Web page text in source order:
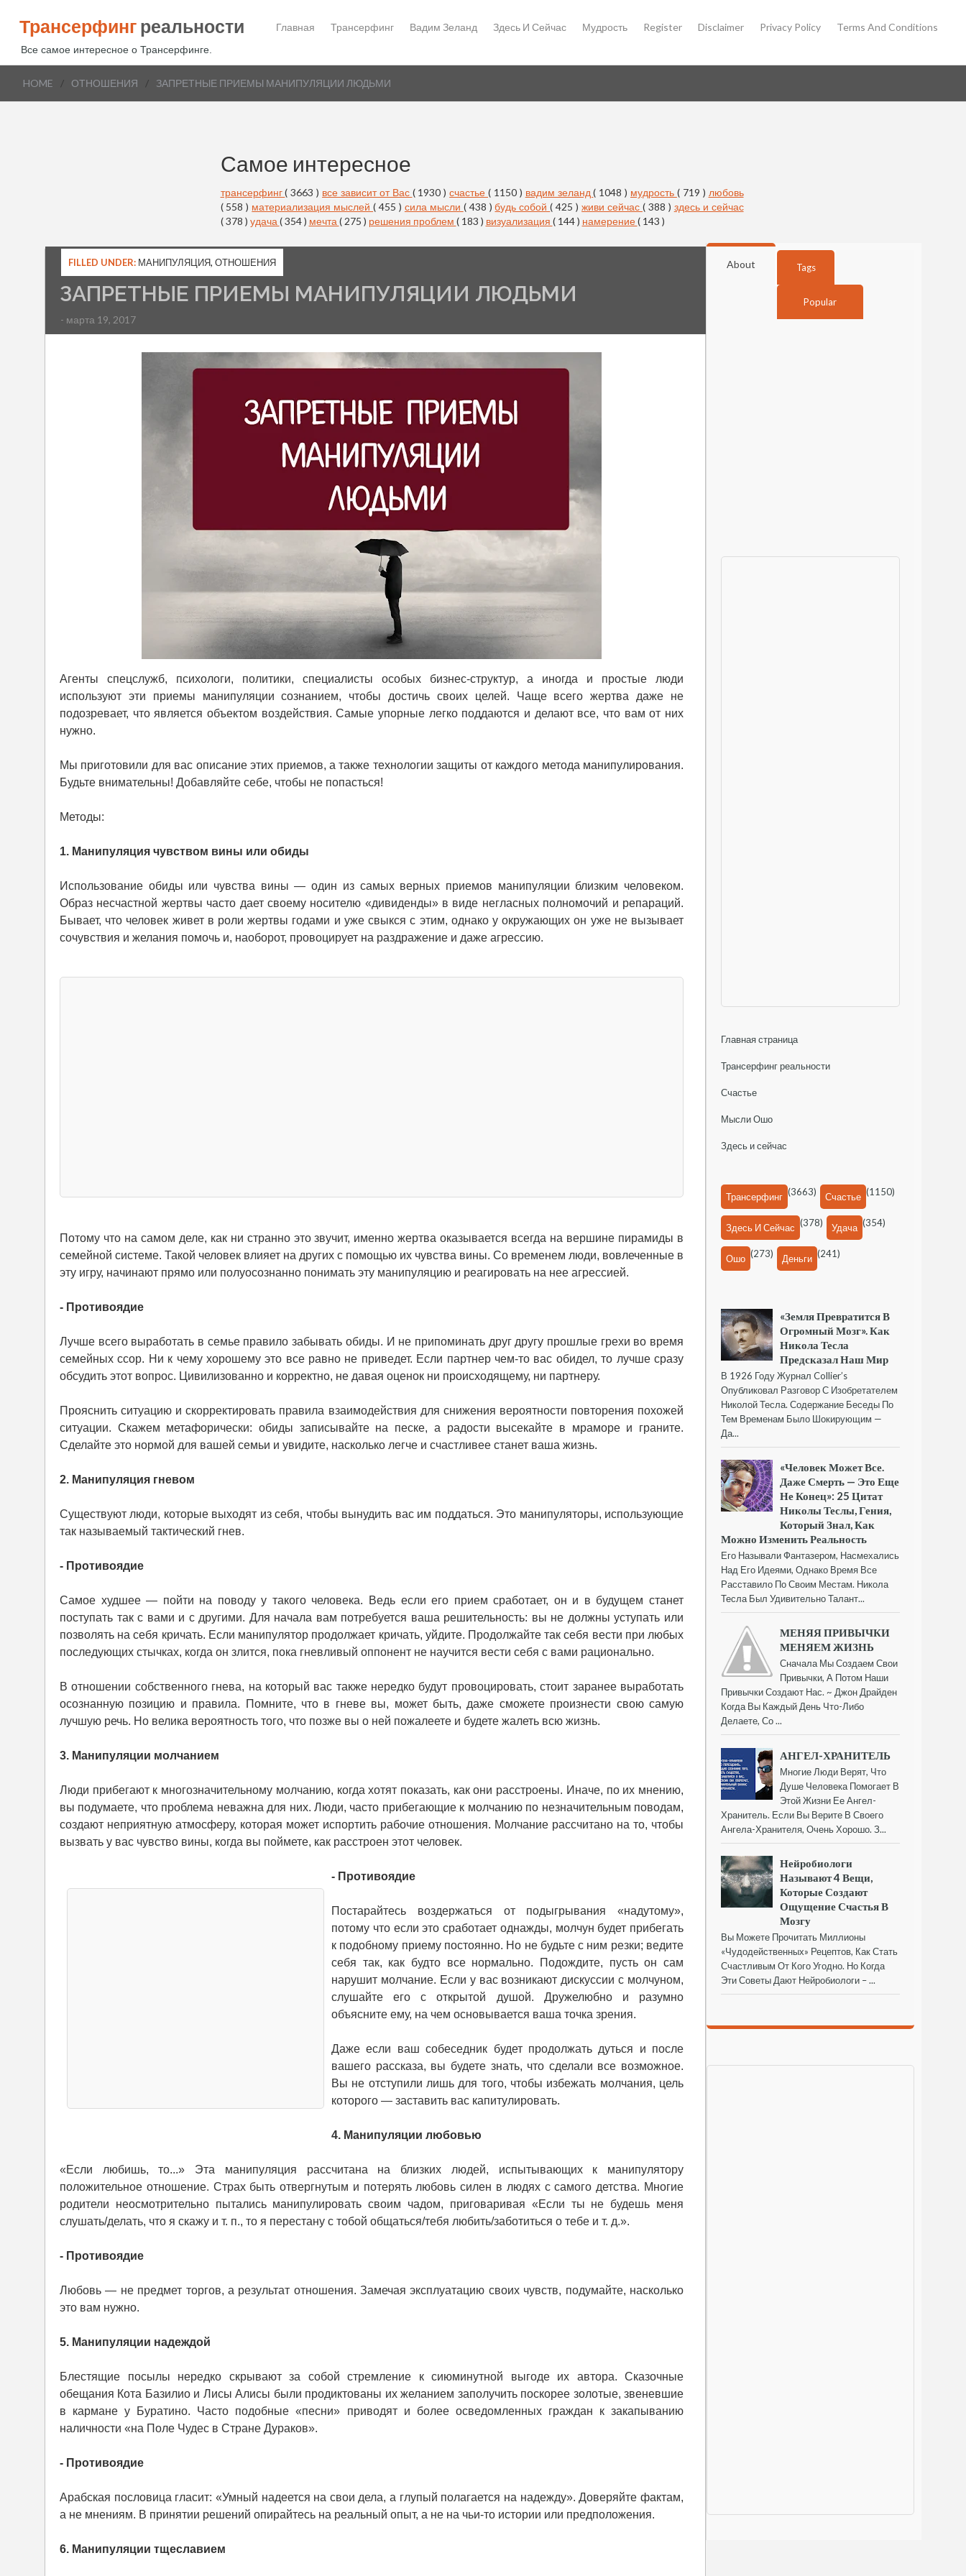
Трансерфинг реальности
Все самое интересное о Трансерфинге.
Главная Трансерфинг Вадим Зеланд Здесь И Сейчас Мудрость Register Disclaimer Privacy Policy Terms And Conditions
HOME / ОТНОШЕНИЯ / ЗАПРЕТНЫЕ ПРИЕМЫ МАНИПУЛЯЦИИ ЛЮДЬМИ
Самое интересное
трансерфинг( 3663 ) все зависит от Вас ( 1930 )счастье ( 1150 ) вадим зеланд( 1048 ) мудрость ( 719 ) любовь
( 558 ) материализация мыслей( 455 ) сила мысли ( 438 )будь собой( 425 )живи сейчас ( 388 ) здесь и сейчас
( 378 ) удача ( 354 ) мечта ( 275 ) решения проблем ( 183 ) визуализация ( 144 ) намерение( 143 )
FILLED UNDER: МАНИПУЛЯЦИЯ, ОТНОШЕНИЯ
ЗАПРЕТНЫЕ ПРИЕМЫ МАНИПУЛЯЦИИ ЛЮДЬМИ
- марта 19, 2017
Агенты спецслужб, психологи, политики, специалисты особых бизнес-структур, а иногда и простые люди
используют эти приемы манипуляции сознанием, чтобы достичь своих целей. Чаще всего жертва даже не
подозревает, что является объектом воздействия. Самые упорные легко поддаются и делают все, что вам от них
нужно.
Мы приготовили для вас описание этих приемов, а также технологии защиты от каждого метода манипулирования.
Будьте внимательны! Добавляйте себе, чтобы не попасться!
Методы:
1. Манипуляция чувством вины или обиды
Использование обиды или чувства вины — один из самых верных приемов манипуляции близким человеком.
Образ несчастной жертвы часто дает своему носителю «дивиденды» в виде негласных полномочий и репараций.
Бывает, что человек живет в роли жертвы годами и уже свыкся с этим, однако у окружающих он уже не вызывает
сочувствия и желания помочь и, наоборот, провоцирует на раздражение и даже агрессию.
Потому что на самом деле, как ни странно это звучит, именно жертва оказывается всегда на вершине пирамиды в
семейной системе. Такой человек влияет на других с помощью их чувства вины. Со временем люди, вовлеченные в
эту игру, начинают прямо или полуосознанно понимать эту манипуляцию и реагировать на нее агрессией.
- Противоядие
Лучше всего выработать в семье правило забывать обиды. И не припоминать друг другу прошлые грехи во время
семейных ссор. Ни к чему хорошему это все равно не приведет. Если партнер чем-то вас обидел, то лучше сразу
обсудить этот вопрос. Цивилизованно и корректно, не давая оценок ни происходящему, ни партнеру.
Прояснить ситуацию и скорректировать правила взаимодействия для снижения вероятности повторения похожей
ситуации. Скажем метафорически: обиды записывайте на песке, а радости высекайте в мраморе и граните.
Сделайте это нормой для вашей семьи и увидите, насколько легче и счастливее станет ваша жизнь.
2. Манипуляция гневом
Существуют люди, которые выходят из себя, чтобы вынудить вас им поддаться. Это манипуляторы, использующие
так называемый тактический гнев.
- Противоядие
Самое худшее — пойти на поводу у такого человека. Ведь если его прием сработает, он и в будущем станет
поступать так с вами и с другими. Для начала вам потребуется ваша решительность: вы не должны уступать или
позволять на себя кричать. Если манипулятор продолжает кричать, уйдите. Продолжайте так себя вести при любых
последующих стычках, когда он злится, пока гневливый оппонент не научится вести себя с вами рационально.
В отношении собственного гнева, на который вас также нередко будут провоцировать, стоит заранее выработать
осознанную позицию и правила. Помните, что в гневе вы, может быть, даже сможете произнести свою самую
лучшую речь. Но велика вероятность того, что позже вы о ней пожалеете и будете жалеть всю жизнь.
3. Манипуляции молчанием
Люди прибегают к многозначительному молчанию, когда хотят показать, как они расстроены. Иначе, по их мнению,
вы подумаете, что проблема неважна для них. Люди, часто прибегающие к молчанию по незначительным поводам,
создают неприятную атмосферу, которая может испортить рабочие отношения. Молчание рассчитано на то, чтобы
вызвать у вас чувство вины, когда вы поймете, как расстроен этот человек.
- Противоядие
Постарайтесь воздержаться от подыгрывания «надутому»,
потому что если это сработает однажды, молчун будет прибегать
к подобному приему постоянно. Но не будьте с ним резки; ведите
себя так, как будто все нормально. Подождите, пусть он сам
нарушит молчание. Если у вас возникают дискуссии с молчуном,
слушайте его с открытой душой. Дружелюбно и разумно
объясните ему, на чем основывается ваша точка зрения.
Даже если ваш собеседник будет продолжать дуться и после
вашего рассказа, вы будете знать, что сделали все возможное.
Вы не отступили лишь для того, чтобы избежать молчания, цель
которого — заставить вас капитулировать.
4. Манипуляции любовью
«Если любишь, то...» Эта манипуляция рассчитана на близких людей, испытывающих к манипулятору
положительное отношение. Страх быть отвергнутым и потерять любовь силен в людях с самого детства. Многие
родители неосмотрительно пытались манипулировать своим чадом, приговаривая «Если ты не будешь меня
слушать/делать, что я скажу и т. п., то я перестану с тобой общаться/тебя любить/заботиться о тебе и т. д.».
- Противоядие
Любовь — не предмет торгов, а результат отношения. Замечая эксплуатацию своих чувств, подумайте, насколько
это вам нужно.
5. Манипуляции надеждой
Блестящие посылы нередко скрывают за собой стремление к сиюминутной выгоде их автора. Сказочные
обещания Кота Базилио и Лисы Алисы были продиктованы их желанием заполучить поскорее золотые, звеневшие
в кармане у Буратино. Часто подобные «песни» приводят и более осведомленных граждан к закапыванию
наличности «на Поле Чудес в Стране Дураков».
- Противоядие
Арабская пословица гласит: «Умный надеется на свои дела, а глупый полагается на надежду». Доверяйте фактам,
а не мнениям. В принятии решений опирайтесь на реальный опыт, а не на чьи-то истории или предположения.
6. Манипуляции тщеславием
About Tags
Popular
Главная страница
Трансерфинг реальности
Счастье
Мысли Ошо
Здесь и сейчас
Трансерфинг (3663) Счастье (1150)
Здесь И Сейчас (378) Удача (354)
Ошо (273) Деньги (241)
«Земля Превратится В
Огромный Мозг». Как
Никола Тесла
Предсказал Наш Мир
В 1926 Году Журнал Collier’s
Опубликовал Разговор С Изобретателем
Николой Тесла. Содержание Беседы По
Тем Временам Было Шокирующим —
Да...
«Человек Может Все.
Даже Смерть — Это Еще
Не Конец»: 25 Цитат
Николы Теслы, Гения,
Который Знал, Как
Можно Изменить Реальность
Его Называли Фантазером, Насмехались
Над Его Идеями, Однако Время Все
Расставило По Своим Местам. Никола
Тесла Был Удивительно Талант...
МЕНЯЯ ПРИВЫЧКИ
МЕНЯЕМ ЖИЗНЬ
Сначала Мы Создаем Свои
Привычки, А Потом Наши
Привычки Создают Нас. ~ Джон Драйден
Когда Вы Каждый День Что-Либо
Делаете, Со ...
АНГЕЛ-ХРАНИТЕЛЬ
Многие Люди Верят, Что
Душе Человека Помогает В
Этой Жизни Ее Ангел-
Хранитель. Если Вы Верите В Своего
Ангела-Хранителя, Очень Хорошо. З...
Нейробиологи
Называют 4 Вещи,
Которые Создают
Ощущение Счастья В
Мозгу
Вы Можете Прочитать Миллионы
«чудодейственных» Рецептов, Как Стать
Счастливым От Кого Угодно. Но Когда
Эти Советы Дают Нейробиологи – ...